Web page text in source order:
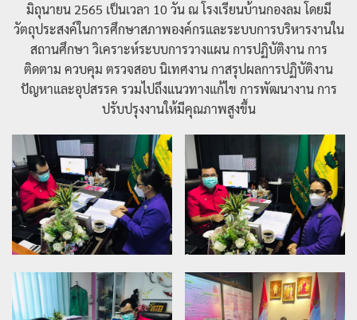
มิถุนายน 2565 เป็นเวลา 10 วัน ณ โรงเรียนบ้านกองลม โดยมี
วัตถุประสงค์ในการศึกษาสภาพองค์กรและระบบการบริหารงานใน
สถานศึกษา วิเคราะห์ระบบการวางแผน การปฏิบัติงาน การ
ติดตาม ควบคุม ตรวจสอบ นิเทศงาน กาสรุปผลการปฏิบัติงาน
ปัญหาและอุปสรรค รวมไปถึงแนวทางแก้ไข การพัฒนางาน การ
ปรับปรุงงานให้มีคุณภาพสูงขึ้น